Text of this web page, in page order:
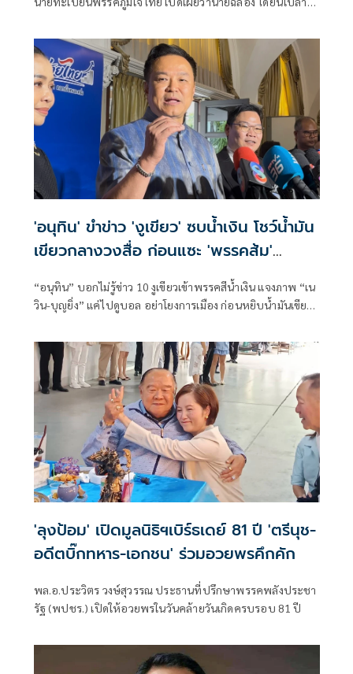
'อนุทิน' ขำข่าว 'งูเขียว' ซบน้ำเงิน โชว์น้ำมัน
เขียวกลางวงสื่อ ก่อนแซะ 'พรรคส้ม'
“อนุทิน” บอกไม่รู้ข่าว 10 งูเขียวเข้าพรรคสีน้ำเงิน แจงภาพ “เน
วิน-บุญยิ่ง” แค่ไปดูบอล อย่าโยงการเมือง ก่อนหยิบน้ำมันเขียว
'ลุงป้อม' เปิดมูลนิธิฯเบิร์ธเดย์ 81 ปี 'ตรีนุช-
อดีตบิ๊กทหาร-เอกชน' ร่วมอวยพรคึกคัก
พล.อ.ประวิตร วงษ์สุวรรณ ประธานที่ปรึกษาพรรคพลังประชา
รัฐ (พปชร.) เปิดให้อวยพรในวันคล้ายวันเกิดครบรอบ 81 ปี